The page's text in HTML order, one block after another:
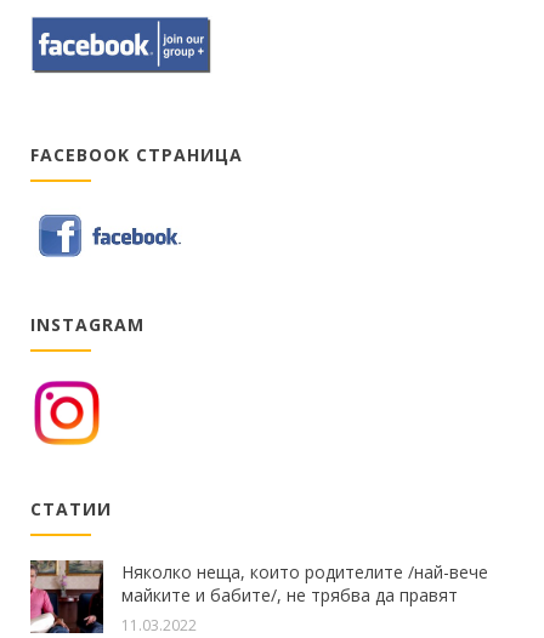
FACEBOOK СТРАНИЦА
INSTAGRAM
СТАТИИ
Няколко неща, които родителите /най-вече
майките и бабите/, не трябва да правят
11.03.2022